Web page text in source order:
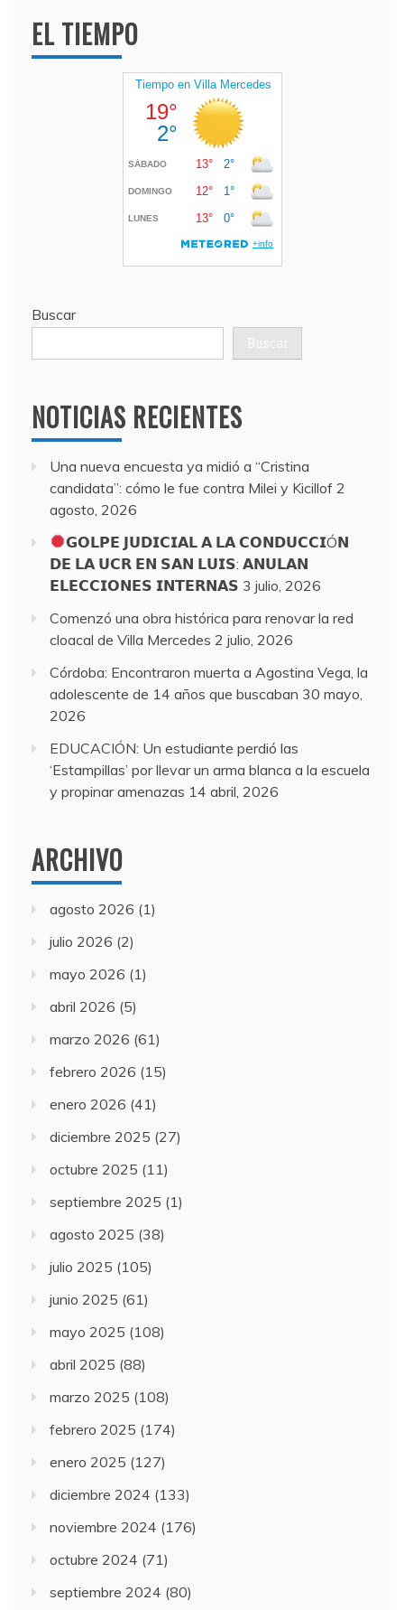
EL TIEMPO
Buscar
Buscar
NOTICIAS RECIENTES
Una nueva encuesta ya midió a “Cristina
candidata”: cómo le fue contra Milei y Kicillof 2
agosto, 2026
𝗚𝗢𝗟𝗣𝗘 𝗝𝗨𝗗𝗜𝗖𝗜𝗔𝗟 𝗔 𝗟𝗔 𝗖𝗢𝗡𝗗𝗨𝗖𝗖𝗜Ó𝗡
𝗗𝗘 𝗟𝗔 𝗨𝗖𝗥 𝗘𝗡 𝗦𝗔𝗡 𝗟𝗨𝗜𝗦: 𝗔𝗡𝗨𝗟𝗔𝗡
𝗘𝗟𝗘𝗖𝗖𝗜𝗢𝗡𝗘𝗦 𝗜𝗡𝗧𝗘𝗥𝗡𝗔𝗦 3 julio, 2026
Comenzó una obra histórica para renovar la red
cloacal de Villa Mercedes 2 julio, 2026
Córdoba: Encontraron muerta a Agostina Vega, la
adolescente de 14 años que buscaban 30 mayo,
2026
EDUCACIÓN: Un estudiante perdió las
‘Estampillas’ por llevar un arma blanca a la escuela
y propinar amenazas 14 abril, 2026
ARCHIVO
agosto 2026 (1)
julio 2026 (2)
mayo 2026 (1)
abril 2026 (5)
marzo 2026 (61)
febrero 2026 (15)
enero 2026 (41)
diciembre 2025 (27)
octubre 2025 (11)
septiembre 2025 (1)
agosto 2025 (38)
julio 2025 (105)
junio 2025 (61)
mayo 2025 (108)
abril 2025 (88)
marzo 2025 (108)
febrero 2025 (174)
enero 2025 (127)
diciembre 2024 (133)
noviembre 2024 (176)
octubre 2024 (71)
septiembre 2024 (80)